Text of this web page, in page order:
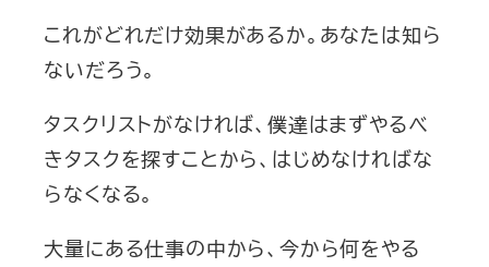
か。考えている。一生懸命考えること自体はいい。しかしタスクを
終える毎に、脳のエネルギーを消耗するのはどうなのだろうか。
僕はタスクリストを作るようになってから、そのストレスから解放
あなたにもその一部を紹介したいと思う。さぁ、今日も早速いっ
てみよう！！！タスクリス...
これがどれだけ効果があるか。あなたは知ら
ないだろう。
タスクリストがなければ、僕達はまずやるべ
きタスクを探すことから、はじめなければな
らなくなる。
大量にある仕事の中から、今から何をやる